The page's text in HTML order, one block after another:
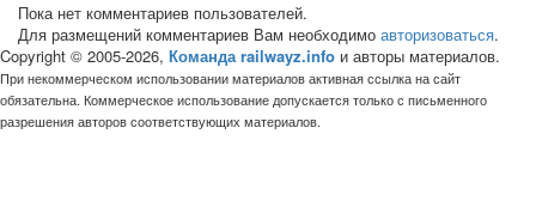
Пока нет комментариев пользователей.
Для размещений комментариев Вам необходимо авторизоваться.
Copyright © 2005-2026, Команда railwayz.info и авторы материалов.
При некоммерческом использовании материалов активная ссылка на сайт
обязательна. Коммерческое использование допускается только с письменного
разрешения авторов соответствующих материалов.